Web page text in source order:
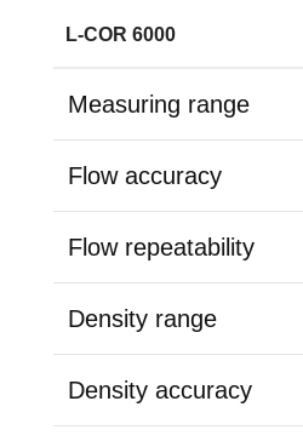
L-COR 6000
Measuring range
Flow accuracy
Flow repeatability
Density range
Density accuracy